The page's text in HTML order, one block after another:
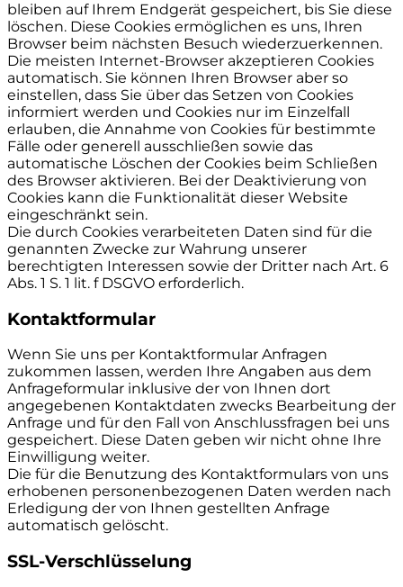
bleiben auf Ihrem Endgerät gespeichert, bis Sie diese
löschen. Diese Cookies ermöglichen es uns, Ihren
Browser beim nächsten Besuch wiederzuerkennen.
Die meisten Internet-Browser akzeptieren Cookies
automatisch. Sie können Ihren Browser aber so
einstellen, dass Sie über das Setzen von Cookies
informiert werden und Cookies nur im Einzelfall
erlauben, die Annahme von Cookies für bestimmte
Fälle oder generell ausschließen sowie das
automatische Löschen der Cookies beim Schließen
des Browser aktivieren. Bei der Deaktivierung von
Cookies kann die Funktionalität dieser Website
eingeschränkt sein.
Die durch Cookies verarbeiteten Daten sind für die
genannten Zwecke zur Wahrung unserer
berechtigten Interessen sowie der Dritter nach Art. 6
Abs. 1 S. 1 lit. f DSGVO erforderlich.
Kontaktformular
Wenn Sie uns per Kontaktformular Anfragen
zukommen lassen, werden Ihre Angaben aus dem
Anfrageformular inklusive der von Ihnen dort
angegebenen Kontaktdaten zwecks Bearbeitung der
Anfrage und für den Fall von Anschlussfragen bei uns
gespeichert. Diese Daten geben wir nicht ohne Ihre
Einwilligung weiter.
Die für die Benutzung des Kontaktformulars von uns
erhobenen personenbezogenen Daten werden nach
Erledigung der von Ihnen gestellten Anfrage
automatisch gelöscht.
SSL-Verschlüsselung